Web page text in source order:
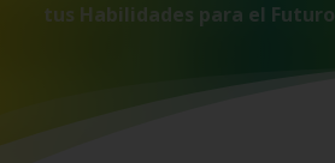
tus Habilidades para el Futuro